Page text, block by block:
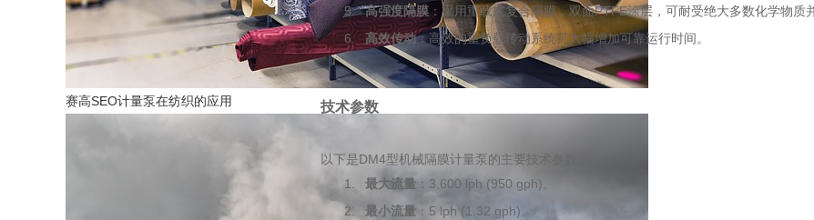
赛高SEO计量泵在纺织的应用
高强度隔膜 ：采用重载式复合隔膜，双面PTFE涂层，可耐受绝大多数化学物质
高效传动：高效的重负载传动系统可大幅增加可靠运行时间。
技术参数
以下是DM4型机械隔膜计量泵的主要技术参数。
最大流量：3,600 lph (950 gph)。
最小流量 ：5 lph (1.32 gph)。